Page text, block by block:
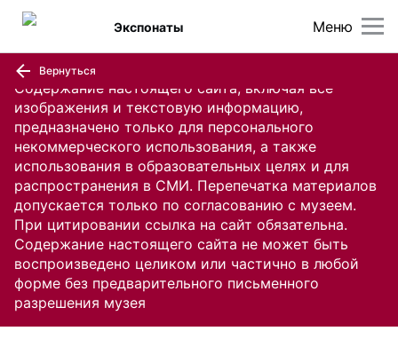
Содержание настоящего сайта, включая все
изображения и текстовую информацию,
предназначено только для персонального
некоммерческого использования, а также
использования в образовательных целях и для
распространения в СМИ. Перепечатка материалов
допускается только по согласованию с музеем.
При цитировании ссылка на сайт обязательна.
Содержание настоящего сайта не может быть
воспроизведено целиком или частично в любой
форме без предварительного письменного
разрешения музея
Меню
Экспонаты
Вернуться